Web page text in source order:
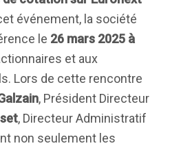
événement, la société
le 26 mars 2025 à
et aux
Lors de cette rencontre
, Président Directeur
, Directeur Administratif
non seulement les